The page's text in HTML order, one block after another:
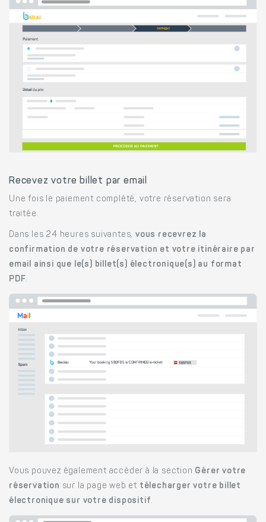
Recevez votre billet par email
Une fois le paiement complété, votre réservation sera
traitée.
Dans les 24 heures suivantes, vous recevrez la
confirmation de votre réservation et votre itinéraire par
email ainsi que le(s) billet(s) électronique(s) au format
PDF.
Vous pouvez également accèder à la section Gérer votre
réservation sur la page web et télecharger votre billet
électronique sur votre dispositif.